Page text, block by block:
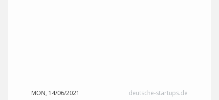
MON, 14/06/2021 deutsche-startups.de